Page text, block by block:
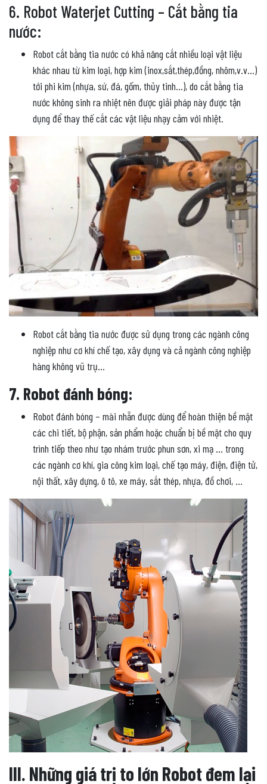
6. Robot Waterjet Cutting – Cắt bằng tia
nước:
Robot cắt bằng tia nước có khả năng cắt nhiều loại vật liệu
khác nhau từ kim loại, hợp kim (inox,sắt,thép,đồng, nhôm,v.v…)
tới phi kim (nhựa, sứ, đá, gốm, thủy tinh…), do cắt bằng tia
nước không sinh ra nhiệt nên được giải pháp này được tận
dụng để thay thế cắt các vật liệu nhạy cảm với nhiệt.
Robot cắt bằng tia nước được sử dụng trong các ngành công
nghiệp như cơ khí chế tạo, xây dụng và cả ngành công nghiệp
hàng không vũ trụ…
7. Robot đánh bóng:
Robot đánh bóng – mài nhẵn được dùng để hoàn thiện bề mặt
các chi tiết, bộ phận, sản phẩm hoặc chuẩn bị bề mặt cho quy
trình tiếp theo như tạo nhám trước phun sơn, xi mạ … trong
các ngành cơ khí, gia công kim loại, chế tạo máy, điện, điện tử,
nội thất, xây dựng, ô tô, xe máy, sắt thép, nhựa, đồ chơi, …
III. Những giá trị to lớn Robot đem lại